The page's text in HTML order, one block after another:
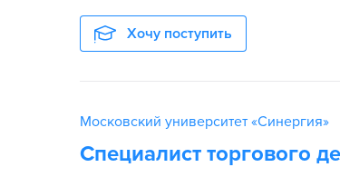
Хочу поступить
Московский университет «Синергия»
Специалист торгового